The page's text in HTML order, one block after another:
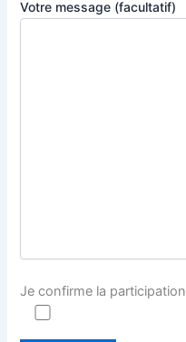
Votre message (facultatif)
Je confirme la participation